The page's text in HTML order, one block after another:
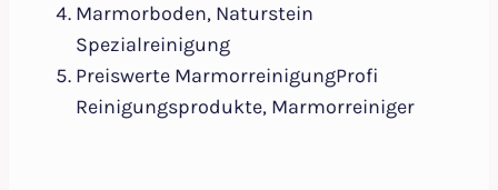
Marmorboden, Naturstein
Spezialreinigung
Preiswerte MarmorreinigungProfi
Reinigungsprodukte, Marmorreiniger